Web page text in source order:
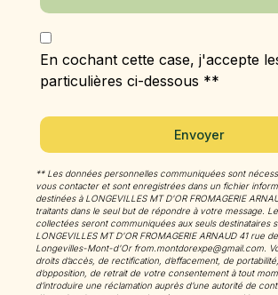
En cochant cette case, j'accepte
particulières ci-dessous **
Envoyer
** Les données personnelles communiquées sont
vous contacter et sont enregistrées dans un fichier
destinées à LONGEVILLES MT D'OR FROMAGERIE
traitants dans le seul but de répondre à votre message.
collectées seront communiquées aux seuls destinataires
LONGEVILLES MT D'OR FROMAGERIE ARNAUD 41 rue
Longevilles-Mont-d'Or from.montdorexpe@gmail.com.
droits d’accès, de rectification, d’effacement, de
d’opposition, de retrait de votre consentement à tout
d’introduire une réclamation auprès d’une autorité de